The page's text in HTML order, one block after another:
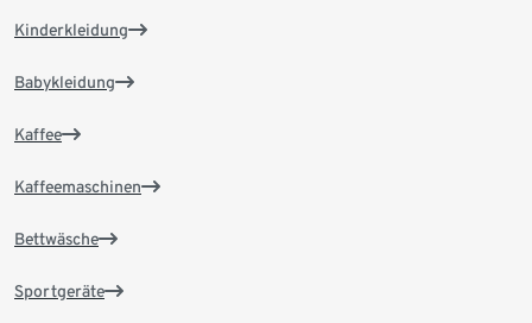
Kinderkleidung
Babykleidung
Kaffee
Kaffeemaschinen
Bettwäsche
Sportgeräte